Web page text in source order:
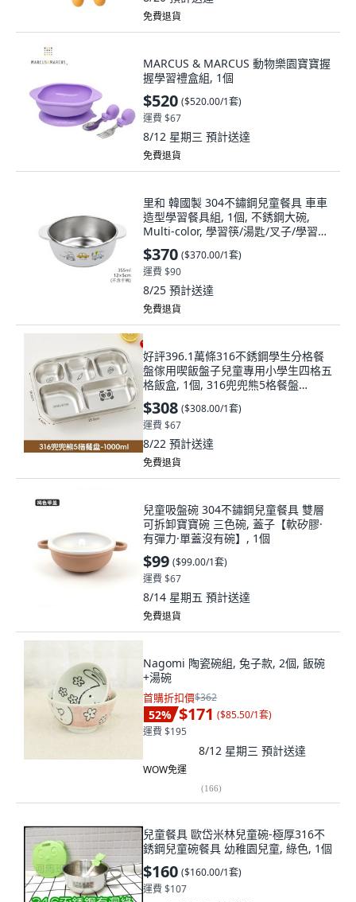
免費退貨
MARCUS & MARCUS 動物樂園寶寶握
握學習禮盒組, 1個
$520 ($520.00/1套)
運費 $67
8/12 星期三 預計送達
免費退貨
里和 韓國製 304不鏽鋼兒童餐具 車車
造型學習餐具組, 1個, 不銹鋼大碗,
Multi-color, 學習筷/湯匙/叉子/學習
杯/學習碗/餐盤/便當盒
$370 ($370.00/1套)
運費 $90
8/25 預計送達
免費退貨
好評396.1萬條316不銹鋼學生分格餐
盤傢用喫飯盤子兒童專用小學生四格五
格飯盒, 1個, 316兜兜熊5格餐盤
1000ml, N/A, 5格餐盤, 兜兜熊
$308 ($308.00/1套)
運費 $67
8/22 預計送達
免費退貨
兒童吸盤碗 304不鏽鋼兒童餐具 雙層
可拆卸寶寶碗 三色碗, 蓋子【軟矽膠·
有彈力·單蓋沒有碗】, 1個
$99 ($99.00/1套)
運費 $67
8/14 星期五 預計送達
免費退貨
Nagomi 陶瓷碗組, 兔子款, 2個, 飯碗
+湯碗
首購折扣價$362
52% $171 ($85.50/1套)
運費 $195
8/12 星期三 預計送達
WOW免運
(166)
兒童餐具 歐岱米林兒童碗-極厚316不
銹鋼兒童碗餐具 幼稚園兒童, 綠色, 1個
$160 ($160.00/1套)
運費 $107